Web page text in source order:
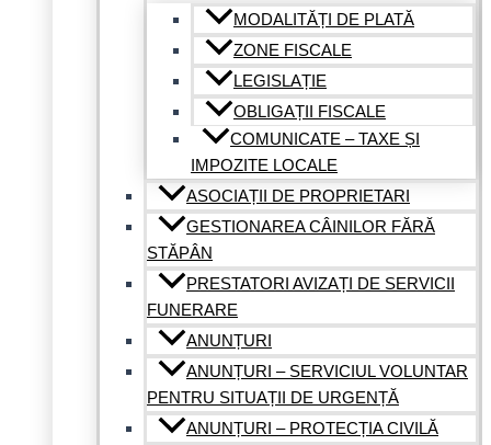
MODALITĂȚI DE PLATĂ
ZONE FISCALE
LEGISLAȚIE
OBLIGAȚII FISCALE
COMUNICATE – TAXE ȘI
IMPOZITE LOCALE
ASOCIAȚII DE PROPRIETARI
GESTIONAREA CÂINILOR FĂRĂ
STĂPÂN
PRESTATORI AVIZAȚI DE SERVICII
FUNERARE
ANUNȚURI
ANUNȚURI – SERVICIUL VOLUNTAR
PENTRU SITUAȚII DE URGENȚĂ
ANUNȚURI – PROTECȚIA CIVILĂ